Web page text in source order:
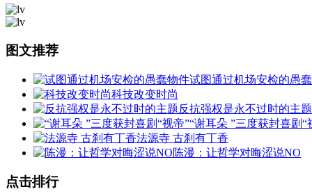
图文推荐
试图通过机场安检的愚
科技改变时尚
反抗强权是永不过时的主题
“谢耳朵 ”三度获封喜剧“
法源寺 古刹有丁香
陈漫：让哲学对晦涩说NO
点击排行